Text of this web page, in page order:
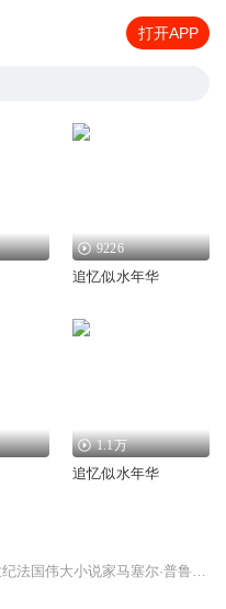
打开APP
9226
追忆似水年华
1.1万
追忆似水年华